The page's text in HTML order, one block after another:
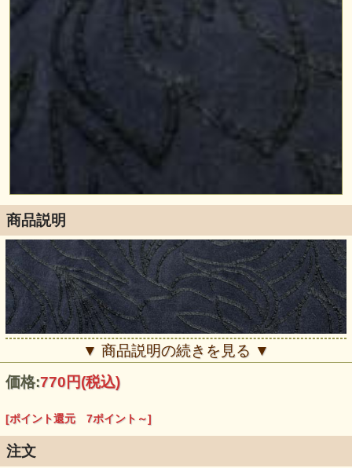
商品説明
▼ 商品説明の続きを見る ▼
価格:770円(税込)
[ポイント還元 7ポイント～]
注文